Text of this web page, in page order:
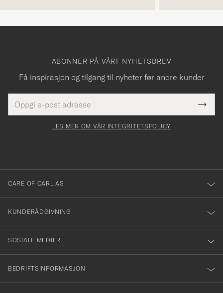
ABONNER PÅ VÅRT NYHETSBREV
Få inspirasjon og tilgang til nyheter før andre kunder
postadresse
felt
Tack
för
dig
till
vårt
nyhetsbrev!
LES MER OM VÅR INTEGRITETSPOLICY
CARE OF CARL AS
KUNDERÅDGIVNING
SOSIALE MEDIER
BEDRIFTSINFORMASJON